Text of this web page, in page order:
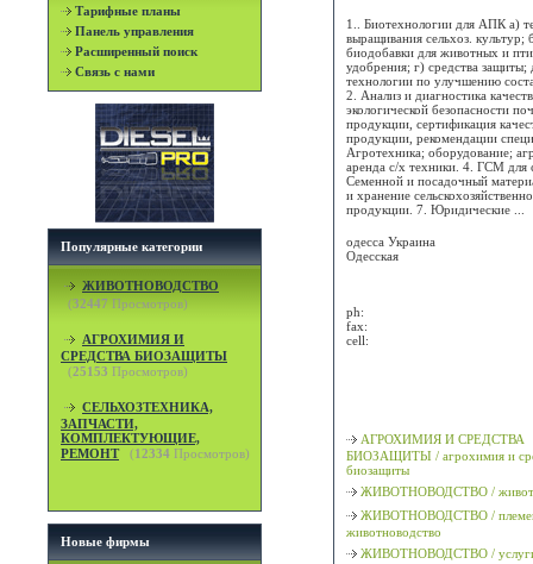
Тарифные планы
Панель управления
Расширенный поиск
Связь с нами
Популярные категории
ЖИВОТНОВОДСТВО
(32447 Просмотров)
АГРОХИМИЯ И
СРЕДСТВА БИОЗАЩИТЫ
(25153 Просмотров)
СЕЛЬХОЗТЕХНИКА,
ЗАПЧАСТИ,
КОМПЛЕКТУЮЩИЕ,
РЕМОНТ
(12334 Просмотров)
Новые фирмы
1.. Биотехнологии для АПК а)
выращивания сельхоз. культур;
биодобавки для животных и
удобрения; г) средства защиты;
технологии по улучшению
2. Анализ и диагностика
экологической безопасности
продукции, сертификация
продукции, рекомендации
Агротехника; оборудование;
аренда с/х техники. 4. ГСМ для
Семенной и посадочный
и хранение
продукции. 7. Юридические ...
одесса Украина
Одесская
ph:
fax:
cell:
АГРОХИМИЯ И СРЕДСТВА
БИОЗАЩИТЫ / агрохимия и
биозащиты
ЖИВОТНОВОДСТВО /
ЖИВОТНОВОДСТВО /
животноводство
ЖИВОТНОВОДСТВО /